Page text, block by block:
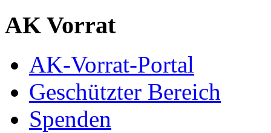
AK Vorrat
AK-Vorrat-Portal
Geschützter Bereich
Spenden